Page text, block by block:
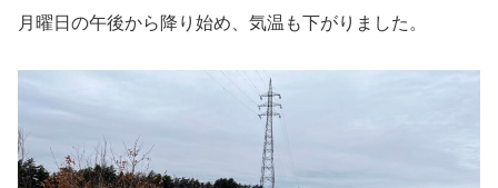
月曜日の午後から降り始め、気温も下がりました。